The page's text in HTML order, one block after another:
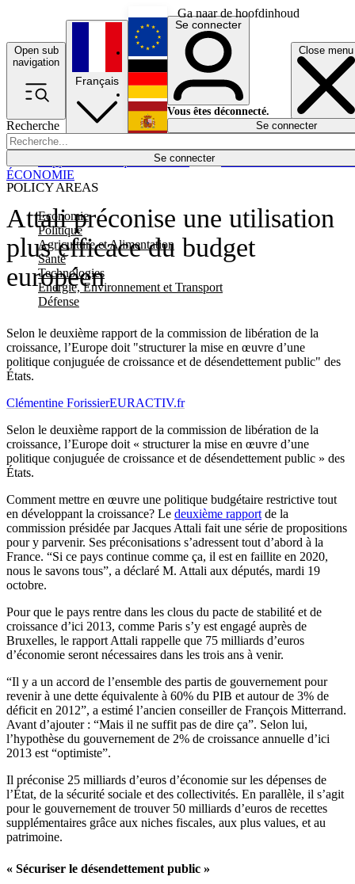
Ga naar de hoofdinhoud
Open sub
navigation
Close menu
Recherche
Se connecter
POLICY AREAS
Economie
Politique
Agriculture et Alimentation
Santé
Technologies
Energie, Environnement et Transport
Défense
Économie
Français
English
Deutsch
Español
Se connecter
Vous êtes déconnecté.
Se connecter
Attali préconise une utilisation
plus efficace du budget
européen
Selon le deuxième rapport de la commission de libération de la
croissance, l’Europe doit "structurer la mise en œuvre d’une
politique conjuguée de croissance et de désendettement public" des
États.
ÉCONOMIE
Clémentine ForissierEURACTIV.fr
Selon le deuxième rapport de la commission de libération de la
croissance, l’Europe doit « structurer la mise en œuvre d’une
politique conjuguée de croissance et de désendettement public » des
États.
Comment mettre en œuvre une politique budgétaire restrictive tout
en développant la croissance? Le deuxième rapport de la
commission présidée par Jacques Attali fait une série de propositions
pour y parvenir. Ses préconisations s’adressent tout d’abord à la
France. “Si ce pays continue comme ça, il est en faillite en 2020,
nous le savons tous”, a déclaré M. Attali aux députés, mardi 19
octobre.
Pour que le pays rentre dans les clous du pacte de stabilité et de
croissance d’ici 2013, comme Paris s’y est engagé auprès de
Bruxelles, le rapport Attali rappelle que 75 milliards d’euros
d’économie seront nécessaires dans les trois ans à venir.
“Il y a un accord de l’ensemble des partis de gouvernement pour
revenir à une dette équivalente à 60% du PIB et autour de 3% de
déficit en 2012”, a estimé l’ancien conseiller de François Mitterrand.
Avant d’ajouter : “Mais il ne suffit pas de dire ça”. Selon lui,
l’hypothèse du gouvernement de 2% de croissance annuelle d’ici
2013 est “optimiste”.
Il préconise 25 milliards d’euros d’économie sur les dépenses de
l’État, de la sécurité sociale et des collectivités. En parallèle, il s’agit
pour le gouvernement de trouver 50 milliards d’euros de recettes
supplémentaires grâce aux niches fiscales, aux plus values, et au
patrimoine.
« Sécuriser le désendettement public »